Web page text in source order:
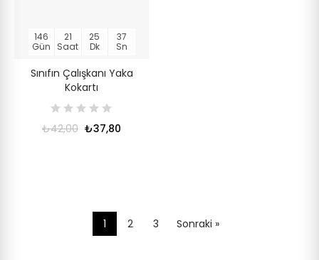
146
Gün
21
Saat
25
Dk
36
Sn
Sınıfın Çalışkanı Yaka
Kokartı
₺42,00 ₺37,80
1 2 3 Sonraki »